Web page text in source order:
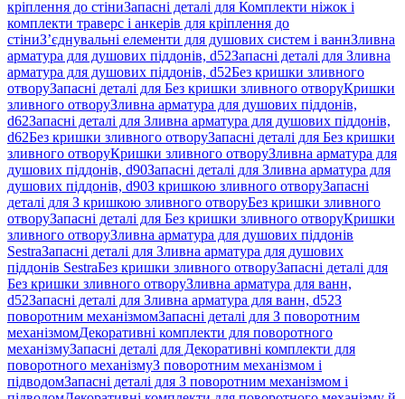
кріплення до стіниЗапасні деталі для Комплекти ніжок і
комплекти траверс і анкерів для кріплення до
стіниЗ’єднувальні елементи для душових систем і ваннЗливна
арматура для душових піддонів, d52Запасні деталі для Зливна
арматура для душових піддонів, d52Без кришки зливного
отворуЗапасні деталі для Без кришки зливного отворуКришки
зливного отворуЗливна арматура для душових піддонів,
d62Запасні деталі для Зливна арматура для душових піддонів,
d62Без кришки зливного отворуЗапасні деталі для Без кришки
зливного отворуКришки зливного отворуЗливна арматура для
душових піддонів, d90Запасні деталі для Зливна арматура для
душових піддонів, d90З кришкою зливного отворуЗапасні
деталі для З кришкою зливного отворуБез кришки зливного
отворуЗапасні деталі для Без кришки зливного отворуКришки
зливного отворуЗливна арматура для душових піддонів
SestraЗапасні деталі для Зливна арматура для душових
піддонів SestraБез кришки зливного отворуЗапасні деталі для
Без кришки зливного отворуЗливна арматура для ванн,
d52Запасні деталі для Зливна арматура для ванн, d52З
поворотним механізмомЗапасні деталі для З поворотним
механізмомДекоративні комплекти для поворотного
механізмуЗапасні деталі для Декоративні комплекти для
поворотного механізмуЗ поворотним механізмом і
підводомЗапасні деталі для З поворотним механізмом і